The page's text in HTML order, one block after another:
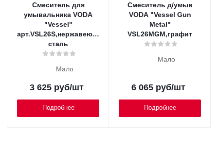
Смеситель для
умывальника VODA
"Vessel"
арт.VSL26S,нержавеющая
сталь
Мало
3 625руб/шт
Подробнее
Смеситель д/умыв
VODA "Vessel Gun
Metal"
VSL26MGM,графит
Мало
6 065руб/шт
Подробнее